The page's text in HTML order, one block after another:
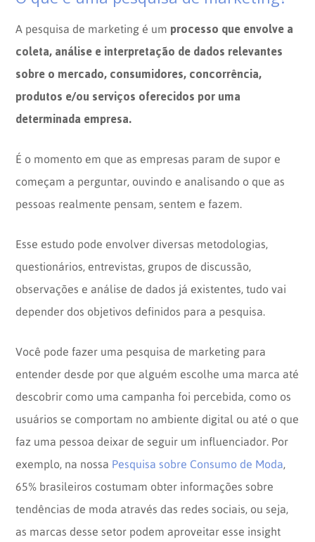
A pesquisa de marketing é um processo que envolve a
coleta, análise e interpretação de dados relevantes
sobre o mercado, consumidores, concorrência,
produtos e/ou serviços oferecidos por uma
determinada empresa.
É o momento em que as empresas param de supor e
começam a perguntar, ouvindo e analisando o que as
pessoas realmente pensam, sentem e fazem.
Esse estudo pode envolver diversas metodologias,
questionários, entrevistas, grupos de discussão,
observações e análise de dados já existentes, tudo vai
depender dos objetivos definidos para a pesquisa.
Você pode fazer uma pesquisa de marketing para
entender desde por que alguém escolhe uma marca até
descobrir como uma campanha foi percebida, como os
usuários se comportam no ambiente digital ou até o que
faz uma pessoa deixar de seguir um influenciador. Por
exemplo, na nossa Pesquisa sobre Consumo de Moda
65% brasileiros costumam obter informações sobre
tendências de moda através das redes sociais, ou seja,
as marcas desse setor podem aproveitar esse insight